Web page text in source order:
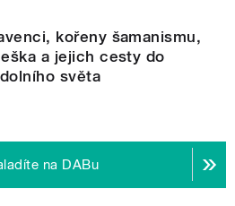
kořeny šamanismu,
a jejich cesty do
světa
na DABu